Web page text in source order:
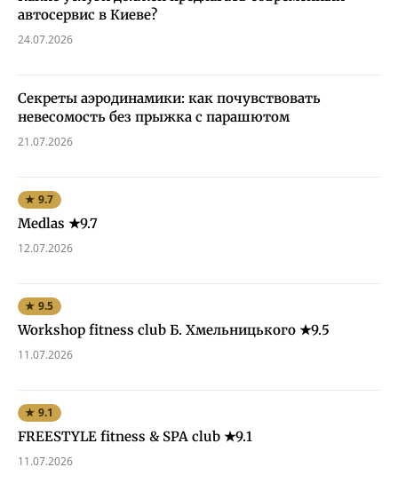
автосервис в Киеве?
24.07.2026
Секреты аэродинамики: как почувствовать
невесомость без прыжка с парашютом
21.07.2026
★ 9.7
Medlas ★9.7
12.07.2026
★ 9.5
Workshop fitness club Б. Хмельницького ★9.5
11.07.2026
★ 9.1
FREESTYLE fitness & SPA club ★9.1
11.07.2026